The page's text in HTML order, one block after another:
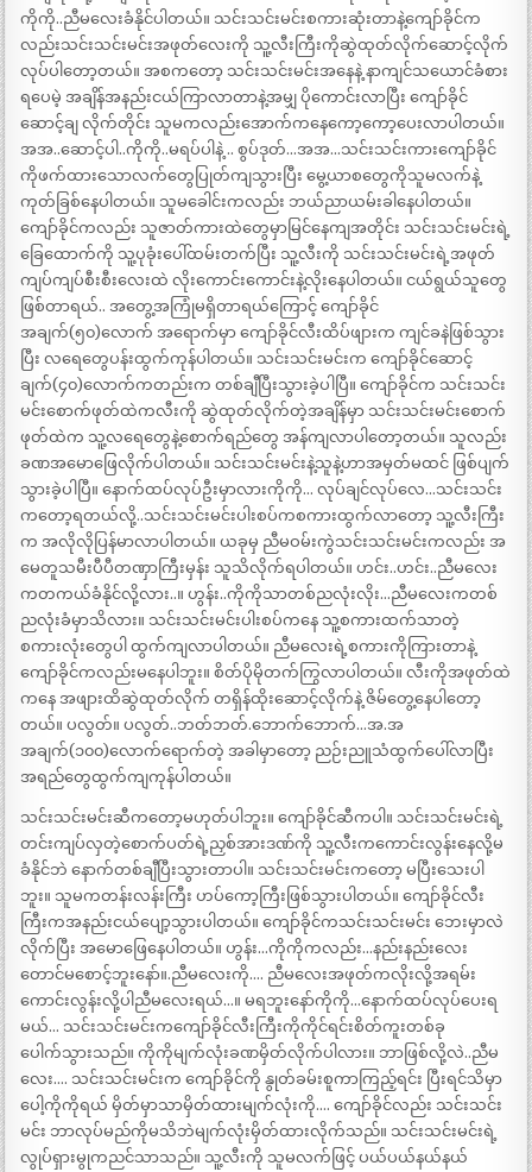
ကိုကို..ညီမလေးခံနိုင်ပါတယ်။ သင်းသင်းမင်းစကားဆုံးတာနဲ့ကျော်ခိုင်က
လည်းသင်းသင်းမင်းအဖုတ်လေးကို သူ့လီးကြီးကိုဆွဲထုတ်လိုက်ဆောင့်လိုက်
လုပ်ပါတော့တယ်။ အစကတော့ သင်းသင်းမင်းအနေနဲ့ နာကျင်သယောင်ခံစား
ရပေမဲ့ အချိန်အနည်းငယ်ကြာလာတာနဲ့အမျှ ပိုကောင်းလာပြီး ကျော်ခိုင်
ဆောင့်ချ လိုက်တိုင်း သူမကလည်းအောက်ကနေကော့ကော့ပေးလာပါတယ်။
အအ..ဆောင့်ပါ..ကိုကို..မရပ်ပါနဲ့ .. စွပ်ဒုတ်…အအ…သင်းသင်းကားကျော်ခိုင်
ကိုဖက်ထားသောလက်တွေပြုတ်ကျသွားပြီး မွေ့ယာစတွေကိုသူမလက်နဲ့
ကုတ်ခြစ်နေပါတယ်။ သူမခေါင်းကလည်း ဘယ်ညာယမ်းခါနေပါတယ်။
ကျော်ခိုင်ကလည်း သူဇာတ်ကားထဲတွေမှာမြင်နေကျအတိုင်း သင်းသင်းမင်းရဲ့
ခြေထောက်ကို သူ့ပုခုံးပေါ်ထမ်းတက်ပြီး သူ့လီးကို သင်းသင်းမင်းရဲ့အဖုတ်
ကျပ်ကျပ်စီးစီးလေးထဲ လိုးကောင်းကောင်းနဲ့လိုးနေပါတယ်။ ငယ်ရွယ်သူတွေ
ဖြစ်တာရယ်.. အတွေ့အကြုံမရှိတာရယ်ကြောင့် ကျော်ခိုင်
အချက်(၅၀)လောက် အရောက်မှာ ကျော်ခိုင်လီးထိပ်ဖျားက ကျင်ခနဲဖြစ်သွား
ပြီး လရေတွေပန်းထွက်ကုန်ပါတယ်။ သင်းသင်းမင်းက ကျော်ခိုင်ဆောင့်
ချက်(၄၀)လောက်ကတည်းက တစ်ချီပြီးသွားခဲ့ပါပြီ။ ကျော်ခိုင်က သင်းသင်း
မင်းစောက်ဖုတ်ထဲကလီးကို ဆွဲထုတ်လိုက်တဲ့အချိန်မှာ သင်းသင်းမင်းစောက်
ဖုတ်ထဲက သူ့လရေတွေနဲ့စောက်ရည်တွေ အန်ကျလာပါတော့တယ်။ သူလည်း
ခဏအမောဖြေလိုက်ပါတယ်။ သင်းသင်းမင်းနဲ့သူနဲ့ဟာအမှတ်မထင် ဖြစ်ပျက်
သွားခဲ့ပါပြီ။ နောက်ထပ်လုပ်ဦးမှာလားကိုကို… လုပ်ချင်လုပ်လေ…သင်းသင်း
ကတော့ရတယ်လို့..သင်းသင်းမင်းပါးစပ်ကစကားထွက်လာတော့ သူ့လီးကြီး
က အလိုလိုပြန်မာလာပါတယ်။ ယခုမှ ညီမဝမ်းကွဲသင်းသင်းမင်းကလည်း အ
မေတူသမီးပီပီတဏှာကြီးမှန်း သူသိလိုက်ရပါတယ်။ ဟင်း..ဟင်း..ညီမလေး
ကတကယ်ခံနိုင်လို့လား..။ ဟွန်း..ကိုကိုသာတစ်ညလုံးလိုး…ညီမလေးကတစ်
ညလုံးခံမှာသိလား။ သင်းသင်းမင်းပါးစပ်ကနေ သူ့စကားထက်သာတဲ့
စကားလုံးတွေပါ ထွက်ကျလာပါတယ်။ ညီမလေးရဲ့စကားကိုကြားတာနဲ့
ကျော်ခိုင်ကလည်းမနေပါဘူး။ စိတ်ပိုမိုတက်ကြွလာပါတယ်။ လီးကိုအဖုတ်ထဲ
ကနေ အဖျားထိဆွဲထုတ်လိုက် တရှိန်ထိုးဆောင့်လိုက်နဲ့ ဇိမ်တွေ့နေပါတော့
တယ်။ ပလွတ်။ ပလွတ်..ဘတ်ဘတ်.ဘောက်ဘောက်…အ.အ
အချက်(၁၀၀)လောက်ရောက်တဲ့ အခါမှာတော့ ညဉ်းညူသံထွက်ပေါ်လာပြီး
အရည်တွေထွက်ကျကုန်ပါတယ်။
သင်းသင်းမင်းဆီကတော့မဟုတ်ပါဘူး။ ကျော်ခိုင်ဆီကပါ။ သင်းသင်းမင်းရဲ့
တင်းကျပ်လှတဲ့စောက်ပတ်ရဲ့ညှစ်အားဒဏ်ကို သူ့လီးကကောင်းလွန်းနေလို့မ
ခံနိုင်ဘဲ နောက်တစ်ချီပြီးသွားတာပါ။ သင်းသင်းမင်းကတော့ မပြီးသေးပါ
ဘူး။ သူမကတန်းလန်းကြီး ဟပ်ကော့ကြီးဖြစ်သွားပါတယ်။ ကျော်ခိုင်လီး
ကြီးကအနည်းငယ်ပျော့သွားပါတယ်။ ကျော်ခိုင်ကသင်းသင်းမင်း ဘေးမှာလဲ
လိုက်ပြီး အမောဖြေနေပါတယ်။ ဟွန်း…ကိုကိုကလည်း…နည်းနည်းလေး
တောင်မစောင့်ဘူးနော်။.ညီမလေးကို…. ညီမလေးအဖုတ်ကလိုးလို့အရမ်း
ကောင်းလွန်းလို့ပါညီမလေးရယ်…။ မရဘူးနော်ကိုကို…နောက်ထပ်လုပ်ပေးရ
မယ်… သင်းသင်းမင်းကကျော်ခိုင်လီးကြီးကိုကိုင်ရင်းစိတ်ကူးတစ်ခု
ပေါက်သွားသည်။ ကိုကိုမျက်လုံးခဏမှိတ်လိုက်ပါလား။ ဘာဖြစ်လို့လဲ..ညီမ
လေး…. သင်းသင်းမင်းက ကျော်ခိုင်ကို နွုတ်ခမ်းစူကာကြည့်ရင်း ပြီးရင်သိမှာ
ပေါ့ကိုကိုရယ် မှိတ်မှာသာမှိတ်ထားမျက်လုံးကို…. ကျော်ခိုင်လည်း သင်းသင်း
မင်း ဘာလုပ်မည်ကိုမသိဘဲမျက်လုံးမှိတ်ထားလိုက်သည်။ သင်းသင်းမင်းရဲ့
လွုပ်ရှားမွုကညင်သာသည်။ သူ့လီးကို သူမလက်ဖြင့် ပယ်ပယ်နယ်နယ်